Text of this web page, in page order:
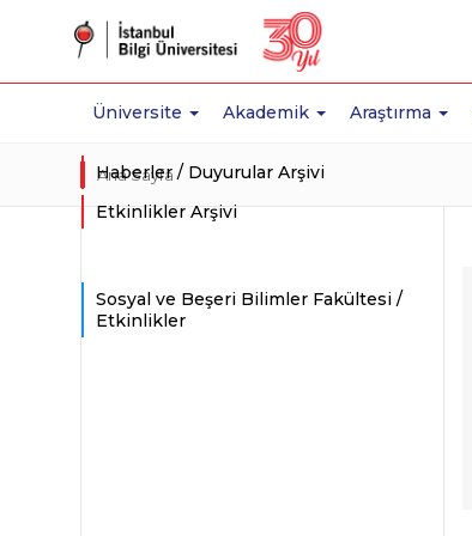
Üniversite Akademik Araştırma
Ana Sayfa
Haberler / Duyurular Arşivi
Etkinlikler Arşivi
Sosyal ve Beşeri Bilimler Fakültesi /
Etkinlikler